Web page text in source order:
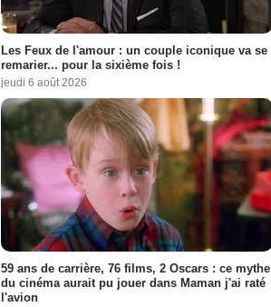
Les Feux de l'amour : un couple iconique va se
remarier... pour la sixième fois !
jeudi 6 août 2026
59 ans de carrière, 76 films, 2 Oscars : ce mythe
du cinéma aurait pu jouer dans Maman j'ai raté
l'avion